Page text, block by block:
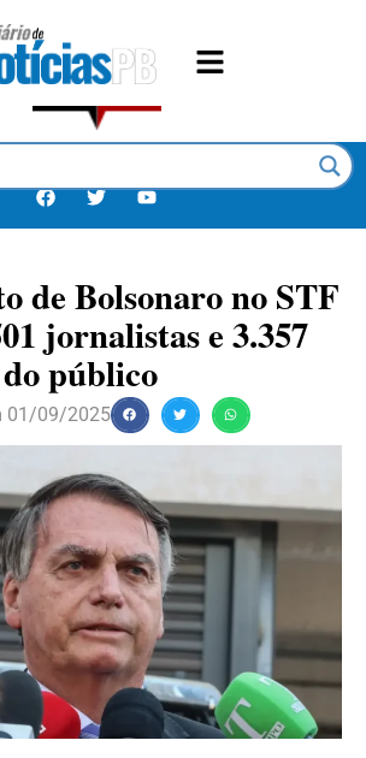
de Bolsonaro no STF
jornalistas e 3.357
público
01/09/2025